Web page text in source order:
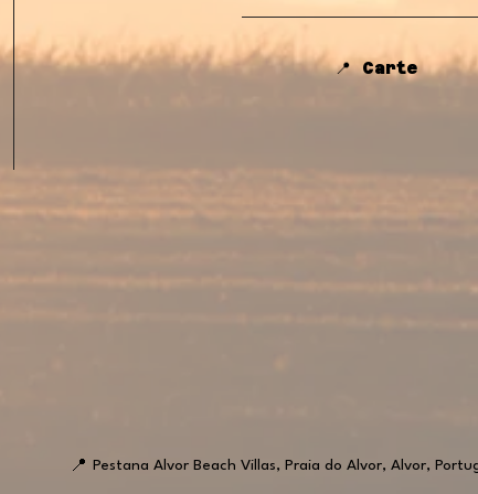
📍 Carte
📍 Pestana Alvor Beach Villas, Praia do Alvor, Alvor,